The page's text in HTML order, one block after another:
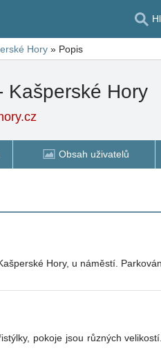
Hory » Popis
Kašperské Hory
Obsah uživatelů
Hory, u náměstí.
pokoje jsou různých